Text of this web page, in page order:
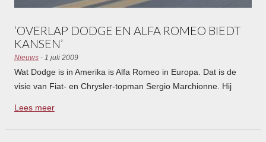
‘OVERLAP DODGE EN ALFA ROMEO BIEDT
KANSEN’
Nieuws- 1 juli 2009
Wat Dodge is in Amerika is Alfa Romeo in Europa. Dat is de
visie van Fiat- en Chrysler-topman Sergio Marchionne. Hij
schaalvoordelen te behalen zijn.
Lees meer